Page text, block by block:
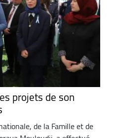
projets de son
de la Famille et de